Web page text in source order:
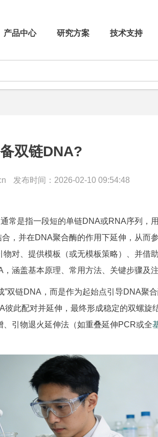
产品中心 研究方案 技术支持
双链DNA?
发布时间：2026-02-10 09:54:48
常是指一段短的单链DNA或RNA序列，
，并在DNA聚合酶的作用下延伸，从而
对、提供模板（或无模板策略）、并借
涵盖基本原理、常用方法、关键步骤及注
双链DNA，而是作为起始点引导DNA聚
此配对并延伸，最终形成稳定的双螺旋
引物退火延伸法（如重叠延伸PCR或全